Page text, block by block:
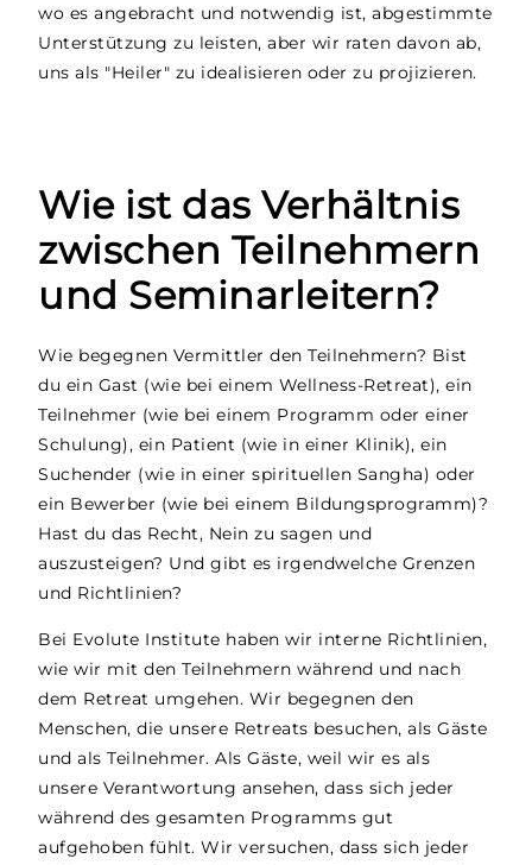
wo es angebracht und notwendig ist, abgestimmte
Unterstützung zu leisten, aber wir raten davon ab,
uns als "Heiler" zu idealisieren oder zu projizieren.
Wie ist das Verhältnis
zwischen Teilnehmern
und Seminarleitern?
Wie begegnen Vermittler den Teilnehmern? Bist
du ein Gast (wie bei einem Wellness-Retreat), ein
Teilnehmer (wie bei einem Programm oder einer
Schulung), ein Patient (wie in einer Klinik), ein
Suchender (wie in einer spirituellen Sangha) oder
ein Bewerber (wie bei einem Bildungsprogramm)?
Hast du das Recht, Nein zu sagen und
auszusteigen? Und gibt es irgendwelche Grenzen
und Richtlinien?
Bei Evolute Institute haben wir interne Richtlinien,
wie wir mit den Teilnehmern während und nach
dem Retreat umgehen. Wir begegnen den
Menschen, die unsere Retreats besuchen, als Gäste
und als Teilnehmer. Als Gäste, weil wir es als
unsere Verantwortung ansehen, dass sich jeder
während des gesamten Programms gut
aufgehoben fühlt. Wir versuchen, dass sich jeder